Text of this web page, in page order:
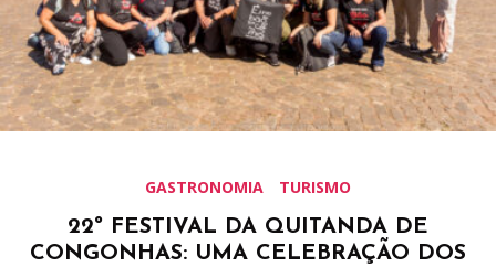
GASTRONOMIA TURISMO
22º FESTIVAL DA QUITANDA DE
CONGONHAS: UMA CELEBRAÇÃO DOS